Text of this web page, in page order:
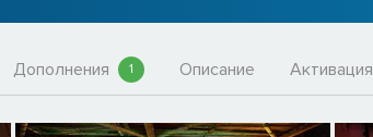
Дополнения 1 Описание Активация